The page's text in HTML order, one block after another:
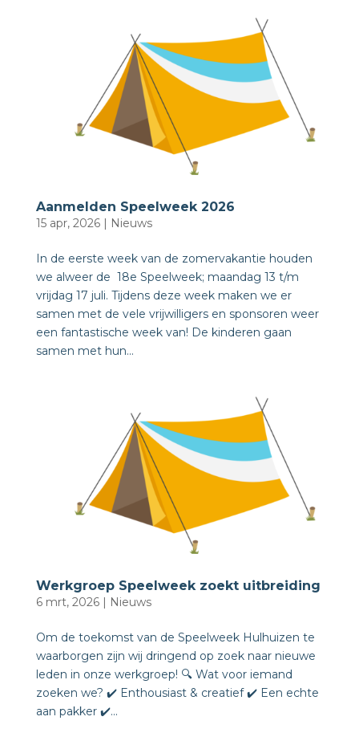
Aanmelden Speelweek 2026
15 apr, 2026| Nieuws
In de eerste week van de zomervakantie houden
we alweer de 18e Speelweek; maandag 13 t/m
vrijdag 17 juli. Tijdens deze week maken we er
samen met de vele vrijwilligers en sponsoren weer
een fantastische week van! De kinderen gaan
samen met hun...
Werkgroep Speelweek zoekt uitbreiding
6 mrt, 2026| Nieuws
Om de toekomst van de Speelweek Hulhuizen te
waarborgen zijn wij dringend op zoek naar nieuwe
leden in onze werkgroep! 🔍 Wat voor iemand
zoeken we? ✔️ Enthousiast & creatief ✔️ Een echte
aan pakker ✔️...